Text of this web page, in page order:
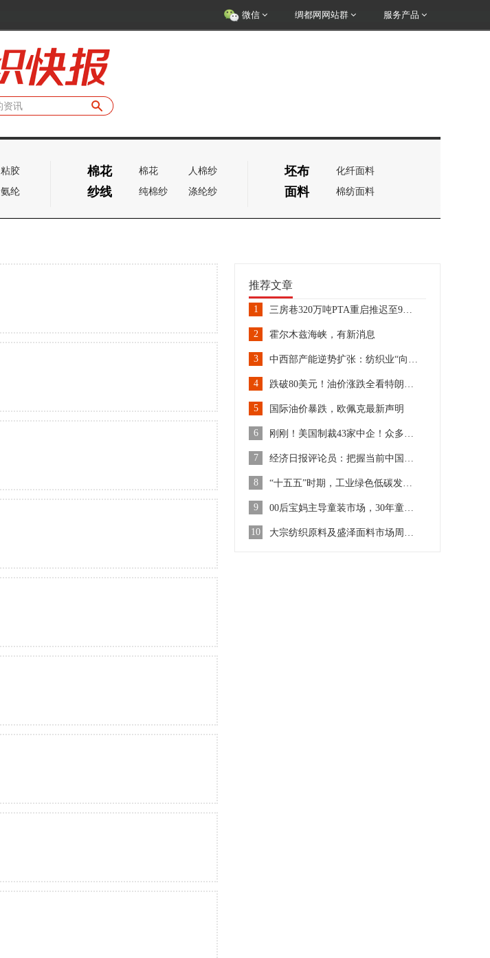
微信 绸都网网站群 服务产品
粘胶
氨纶
棉花
纱线
棉花
纯棉纱
人棉纱
涤纶纱
坯布
面料
化纤面料
棉纺面料
推荐文章
1 三房巷320万吨PTA重启推迟至9月中
2 霍尔木兹海峡，有新消息
3 中西部产能逆势扩张：纺织业“向内转”提速，新一轮扩产潮来袭
4 跌破80美元！油价涨跌全看特朗普脸色，但涤丝已经不管他了
5 国际油价暴跌，欧佩克最新声明
6 刚刚！美国制裁43家中企！众多知名企业在列！
7 经济日报评论员：把握当前中国经济之势的关键
8 “十五五”时期，工业绿色低碳发展这样推进
9 00后宝妈主导童装市场，30年童装老厂转型数码印花：卷安全，卷快反！
10 大宗纺织原料及盛泽面料市场周报（7.20-7.24）